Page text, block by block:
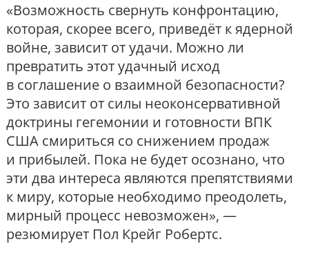
«Возможность свернуть конфронтацию,
которая, скорее всего, приведёт к ядерной
войне, зависит от удачи. Можно ли
превратить этот удачный исход
в соглашение о взаимной безопасности?
Это зависит от силы неоконсервативной
доктрины гегемонии и готовности ВПК
США смириться со снижением продаж
и прибылей. Пока не будет осознано, что
эти два интереса являются препятствиями
к миру, которые необходимо преодолеть,
мирный процесс невозможен», —
резюмирует Пол Крейг Робертс.